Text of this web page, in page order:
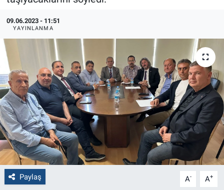
09.06.2023 - 11:51
YAYINLANMA
Paylaş A- A+
Alış-Veriş/İş dünyası
Kültür Sanat
Politika
Bilecik
Kütahya
Gezi
Genel
Çevre
Yerel